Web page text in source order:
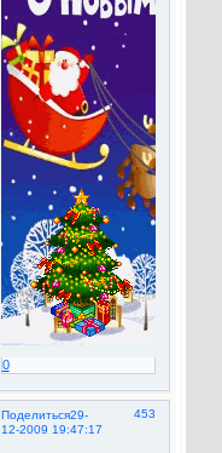
0
Поделиться 453
29-
12-2009 19:47:17